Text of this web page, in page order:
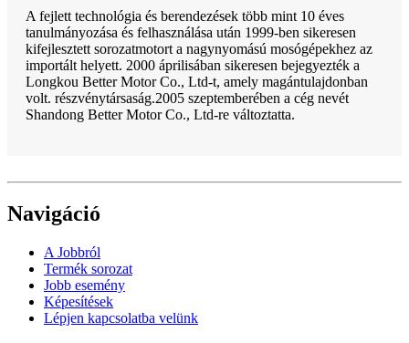
A fejlett technológia és berendezések több mint 10 éves
tanulmányozása és felhasználása után 1999-ben sikeresen
kifejlesztett sorozatmotort a nagynyomású mosógépekhez az
importált helyett. 2000 áprilisában sikeresen bejegyezték a
Longkou Better Motor Co., Ltd-t, amely magántulajdonban
volt. részvénytársaság.2005 szeptemberében a cég nevét
Shandong Better Motor Co., Ltd-re változtatta.
Navigáció
A Jobbról
Termék sorozat
Jobb esemény
Képesítések
Lépjen kapcsolatba velünk